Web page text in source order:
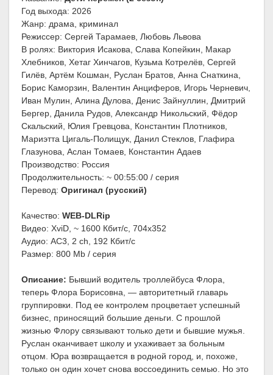
Год выхода: 2026
Жанр: драма, криминал
Режиссер: Сергей Тарамаев, Любовь Львова
В ролях: Виктория Исакова, Слава Копейкин, Макар
Хлебников, Хетаг Хинчагов, Кузьма Котрелёв, Сергей
Гилёв, Артём Кошман, Руслан Братов, Анна Снаткина,
Борис Каморзин, Валентин Анциферов, Игорь Черневич,
Иван Мулин, Алина Дулова, Денис Зайнуллин, Дмитрий
Бергер, Данила Рудов, Александр Никольский, Фёдор
Скальский, Юлия Гревцова, Константин Плотников,
Мариэтта Цигаль-Полищук, Данил Стеклов, Глафира
Глазунова, Аслан Томаев, Константин Адаев
Производство: Россия
Продолжительность: ~ 00:55:00 / серия
Перевод: Оригинал (русский)
Качество: WEB-DLRip
Видео: XviD, ~ 1600 Кбит/с, 704x352
Аудио: AC3, 2 ch, 192 Кбит/с
Размер: 800 Mb / серия
Описание: Бывший водитель троллейбуса Флора,
теперь Флора Борисовна, — авторитетный главарь
группировки. Под ее контролем процветает успешный
бизнес, приносящий большие деньги. С прошлой
жизнью Флору связывают только дети и бывшие мужья.
Руслан оканчивает школу и ухаживает за больным
отцом. Юра возвращается в родной город, и, похоже,
только он один хочет снова воссоединить семью. Но это